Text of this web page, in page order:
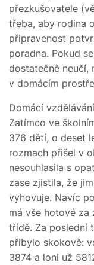
přezkušovatele
třeba, aby rodina
připravenost
poradna. Pokud
dostatečně neučí,
v domácím
Domácí
Zatímco ve
376 dětí, o deset
rozmach přišel v
nesouhlasila s
zase zjistila, že
vyhovuje. Navíc
má vše hotové za
třídě. Za poslední
přibylo skokově:
3874 a loni už